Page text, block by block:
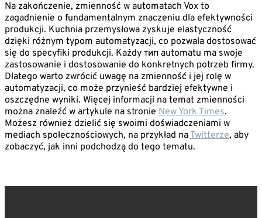
Na zakończenie, zmienność w automatach Vox to
zagadnienie o fundamentalnym znaczeniu dla efektywności
produkcji. Kuchnia przemysłowa zyskuje elastyczność
dzięki różnym typom automatyzacji, co pozwala dostosować
się do specyfiki produkcji. Każdy тип automatu ma swoje
zastosowanie i dostosowanie do konkretnych potrzeb firmy.
Dlatego warto zwrócić uwagę na zmienność i jej rolę w
automatyzacji, co może przynieść bardziej efektywne i
oszczędne wyniki. Więcej informacji na temat zmienności
można znaleźć w artykule na stronie New York Times.
Możesz również dzielić się swoimi doświadczeniami w
mediach społecznościowych, na przykład naTwitterze, aby
zobaczyć, jak inni podchodzą do tego tematu.